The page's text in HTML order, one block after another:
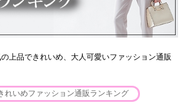
上品できれいめ、大人可愛いファッション通販
れいめファッション通販ランキング